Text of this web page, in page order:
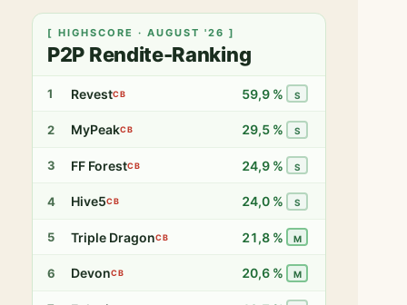
[ HIGHSCORE · AUGUST '26 ]
P2P Rendite-Ranking
1 RevestCB 59,9 % S
2 MyPeakCB 29,5 % S
3 FF ForestCB 24,9 % S
4 Hive5CB 24,0 % S
5 Triple DragonCB 21,8 % M
6 DevonCB 20,6 % M